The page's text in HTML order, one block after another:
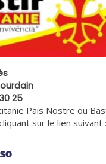
25
Pais Nostre ou
sur le lien suivant :